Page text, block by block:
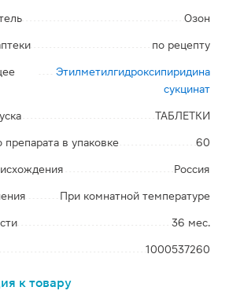
Озон
по рецепту
Этилметилгидроксипиридина
сукцинат
ТАБЛЕТКИ
препарата в упаковке 60
Россия
При комнатной температуре
36 мес.
1000537260
к товару